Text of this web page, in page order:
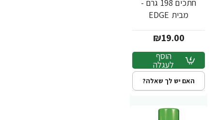
חתכים 198 גרם -
מבית EDGE
₪19.00
הוסף
לעגלה
האם יש לך שאלה?